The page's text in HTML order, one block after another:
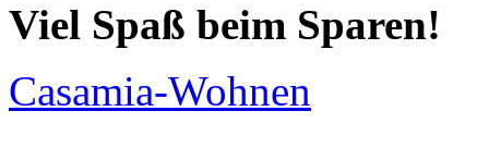
Viel Spaß beim Sparen!
Casamia-Wohnen